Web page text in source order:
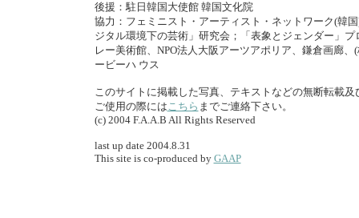
後援：駐日韓国大使館 韓国文化院
協力：フェミニスト・アーティスト・ネットワーク(韓
ジタル環境下の芸術」研究会；「表象とジェンダー」
レー美術館、NPO法人大阪アーツアポリア、鎌倉画廊
ービーハ ウス
このサイトに掲載した写真、テキストなどの無断転載
ご使用の際にはこちら までご連絡下さい。
(c) 2004 F.A.A.B All Rights Reserved
last up date 2004.8.31
This site is co-produced by GAAP